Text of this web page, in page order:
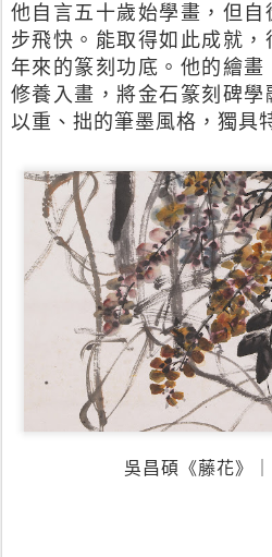
他自言五十歲始學畫，但
步飛快。能取得如此成就
年來的篆刻功底。他的繪
修養入畫，將金石篆刻碑學
以重、拙的筆墨風格，獨具
吳昌碩《藤花》